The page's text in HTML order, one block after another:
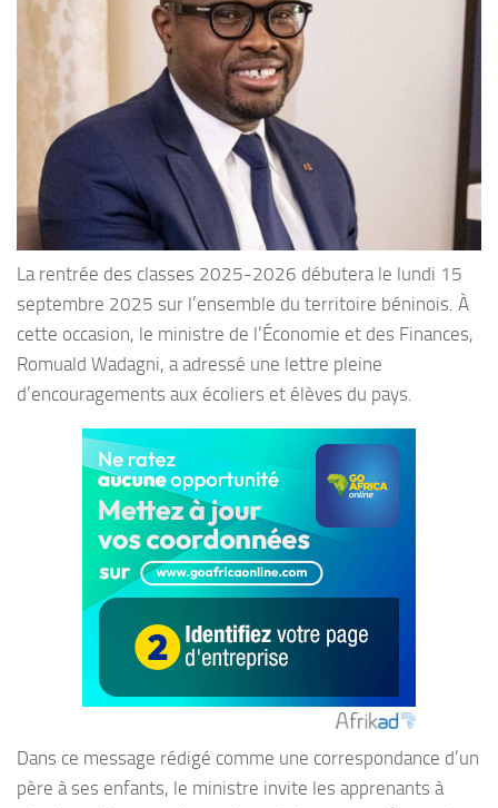
La rentrée des classes 2025-2026 débutera le lundi 15
septembre 2025 sur l’ensemble du territoire béninois. À
cette occasion, le ministre de l’Économie et des Finances,
Romuald Wadagni, a adressé une lettre pleine
d’encouragements aux écoliers et élèves du pays.
Dans ce message rédigé comme une correspondance d’un
père à ses enfants, le ministre invite les apprenants à